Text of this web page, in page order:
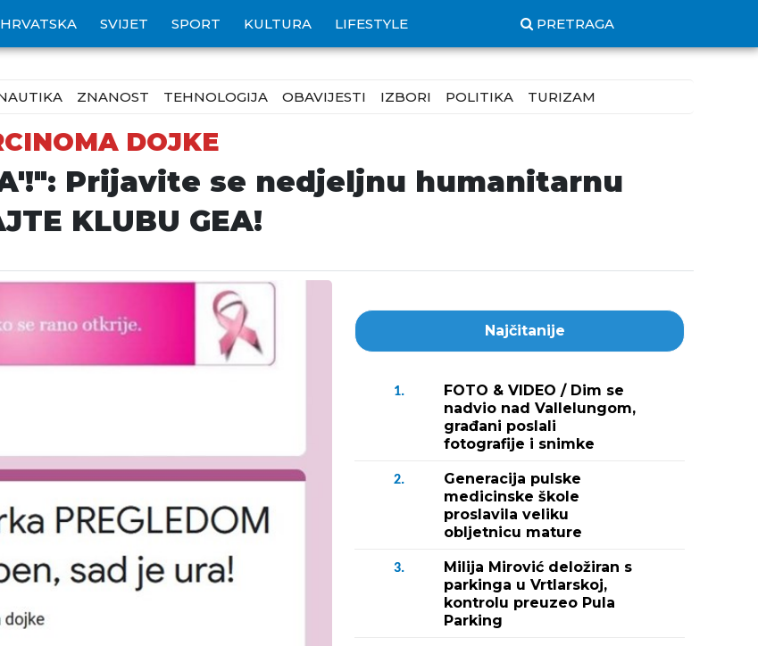
HRVATSKA SVIJET SPORT KULTURA LIFESTYLE PRETRAGA
ZNANOST TEHNOLOGIJA OBAVIJESTI IZBORI POLITIKA TURIZAM
DOJKE
Prijavite se nedjeljnu humanitarnu
KLUBU GEA!
Najčitanije
1.
FOTO & VIDEO / Dim se
nadvio nad Vallelungom,
građani poslali
fotografije i snimke
2.
Generacija pulske
medicinske škole
proslavila veliku
obljetnicu mature
3.
Milija Mirović deložiran s
parkinga u Vrtlarskoj,
kontrolu preuzeo Pula
Parking